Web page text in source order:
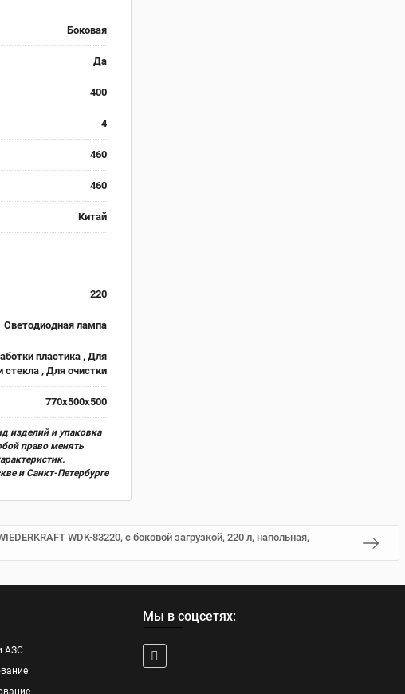
Боковая
Да
400
4
460
460
Китай
220
Светодиодная лампа
пластика , Для
стекла , Для очистки
770х500х500
изделий и упаковка
право менять
и Санкт-Петербурге
WDK-83220, с боковой загрузкой, 220 л, напольная,
АЗС
Мы в соцсетях: